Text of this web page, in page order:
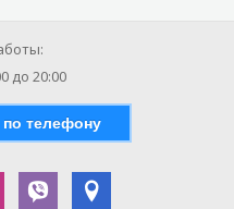
до 20:00
по телефону